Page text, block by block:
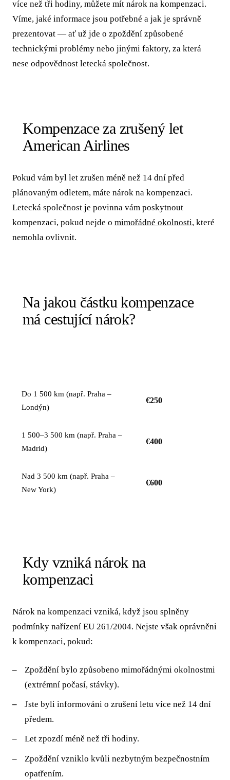
více než tři hodiny, můžete mít nárok na kompenzaci.
Víme, jaké informace jsou potřebné a jak je správně
prezentovat — ať už jde o zpoždění způsobené
technickými problémy nebo jinými faktory, za která
nese odpovědnost letecká společnost.
Kompenzace za zrušený let
American Airlines
Pokud vám byl let zrušen méně než 14 dní před
plánovaným odletem, máte nárok na kompenzaci.
Letecká společnost je povinna vám poskytnout
kompenzaci, pokud nejde o mimořádné okolnosti, které
nemohla ovlivnit.
Na jakou částku kompenzace
má cestující nárok?
Do 1 500 km (např. Praha –
Londýn)
€250
1 500–3 500 km (např. Praha –
Madrid)
€400
Nad 3 500 km (např. Praha –
New York)
€600
Kdy vzniká nárok na
kompenzaci
Nárok na kompenzaci vzniká, když jsou splněny
podmínky nařízení EU 261/2004. Nejste však oprávněni
k kompenzaci, pokud:
Zpoždění bylo způsobeno mimořádnými okolnostmi
(extrémní počasí, stávky).
Jste byli informováni o zrušení letu více než 14 dní
předem.
Let zpozdí méně než tři hodiny.
Zpoždění vzniklo kvůli nezbytným bezpečnostním
opatřením.